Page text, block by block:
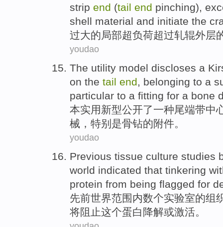
strip end (tail end pinching),
shell material and initiate the
过大的局部超负荷超过轧辊外层
youdao
The utility model discloses a
on the tail end, belonging to a
particular to a fitting for a bone
本实用新型公开了一种尾端带中
械 ， 特别是骨钻的附件。
youdao
Previous tissue culture studies
world indicated that tinkering
protein from being flagged for
先前世界范围内数个实验室的组
将阻止这个蛋白 降解或激活。